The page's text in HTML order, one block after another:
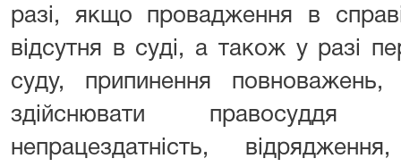
разі, якщо провадження в
відсутня в суді, а також у разі
суду, припинення повноважень,
здійснювати правосуддя
непрацездатність,